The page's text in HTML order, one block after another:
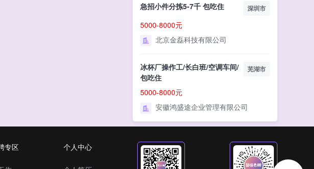
急招小件分拣5-7千 包吃住 深圳市
5000-8000元
北京金磊科技有限公司
冰杯厂操作工/长白班/空调车间/
包吃住
芜湖市
5000-8000元
安徽鸿盛途企业管理有限公司
专区 个人中心